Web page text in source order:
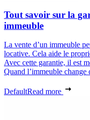
Tout savoir sur la
immeuble
La vente d’un immeuble
locative. Cela aide le
Avec cette garantie, il est
Quand l’immeuble change
DefaultRead more